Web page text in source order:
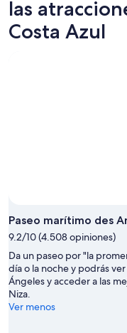
noche,
7
para
mañana
Costa
Azul
las
Costa Azul
Paseo marítimo des
9.2/10 (4.508 opiniones)
Da un paseo por "la
día o la noche y podrás
Ángeles y acceder a las
Niza.
Ver menos